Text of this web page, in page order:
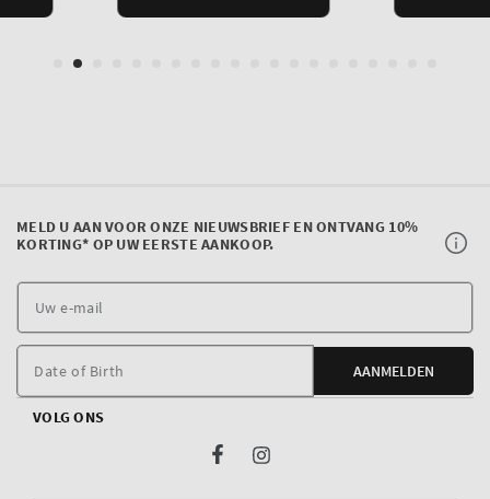
MELD U AAN VOOR ONZE NIEUWSBRIEF EN ONTVANG 10%
KORTING* OP UW EERSTE AANKOOP.
e-
Date of Birth AANMELDEN
VOLG ONS
FacebookInstagram